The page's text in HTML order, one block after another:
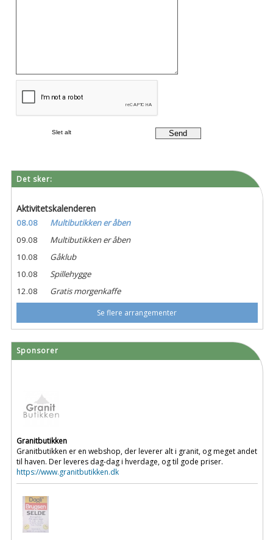
Det sker:
Aktivitetskalenderen
08.08
Multibutikken er åben
09.08
Multibutikken er åben
10.08
Gåklub
10.08
Spillehygge
12.08
Gratis morgenkaffe
Se flere arrangementer
Sponsorer
Granitbutikken
Granitbutikken er en webshop, der leverer alt i granit, og meget andet
til haven. Der leveres dag-dag i hverdage, og til gode priser.
https://www.granitbutikken.dk